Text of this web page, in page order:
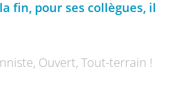
fin, pour ses collègues, il
Ouvert, Tout-terrain !